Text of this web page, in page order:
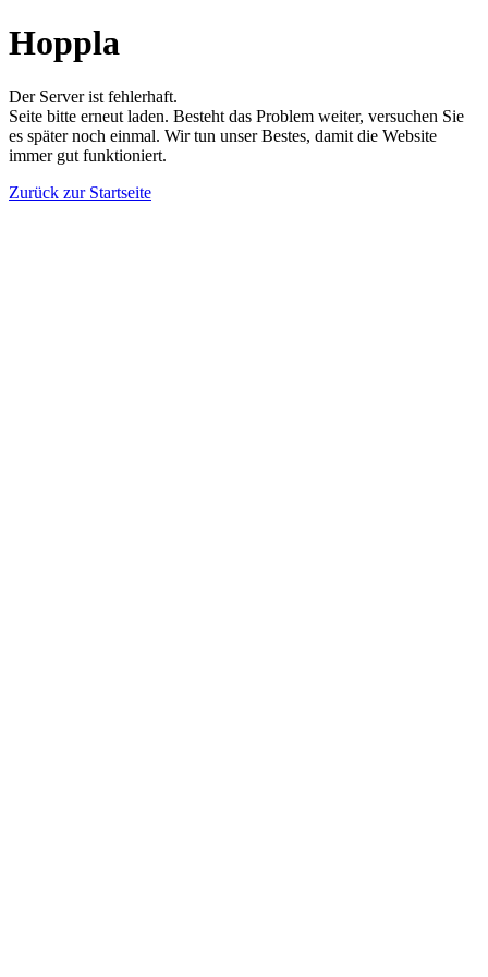
Hoppla
Der Server ist fehlerhaft.
Seite bitte erneut laden. Besteht das Problem weiter, versuchen Sie
es später noch einmal. Wir tun unser Bestes, damit die Website
immer gut funktioniert.
Zurück zur Startseite